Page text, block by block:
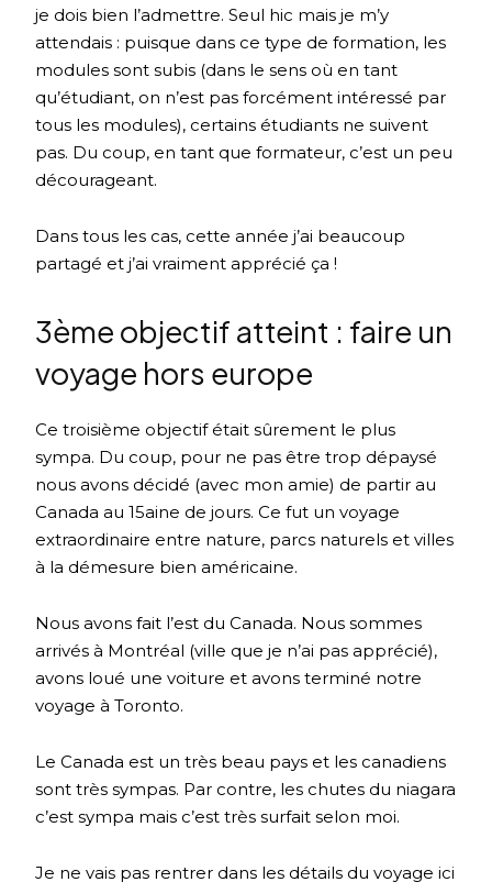
je dois bien l’admettre. Seul hic mais je m’y
attendais : puisque dans ce type de formation, les
modules sont subis (dans le sens où en tant
qu’étudiant, on n’est pas forcément intéressé par
tous les modules), certains étudiants ne suivent
pas. Du coup, en tant que formateur, c’est un peu
décourageant.
Dans tous les cas, cette année j’ai beaucoup
partagé et j’ai vraiment apprécié ça !
3ème objectif atteint : faire un
voyage hors europe
Ce troisième objectif était sûrement le plus
sympa. Du coup, pour ne pas être trop dépaysé
nous avons décidé (avec mon amie) de partir au
Canada au 15aine de jours. Ce fut un voyage
extraordinaire entre nature, parcs naturels et villes
à la démesure bien américaine.
Nous avons fait l’est du Canada. Nous sommes
arrivés à Montréal (ville que je n’ai pas apprécié),
avons loué une voiture et avons terminé notre
voyage à Toronto.
Le Canada est un très beau pays et les canadiens
sont très sympas. Par contre, les chutes du niagara
c’est sympa mais c’est très surfait selon moi.
Je ne vais pas rentrer dans les détails du voyage ici